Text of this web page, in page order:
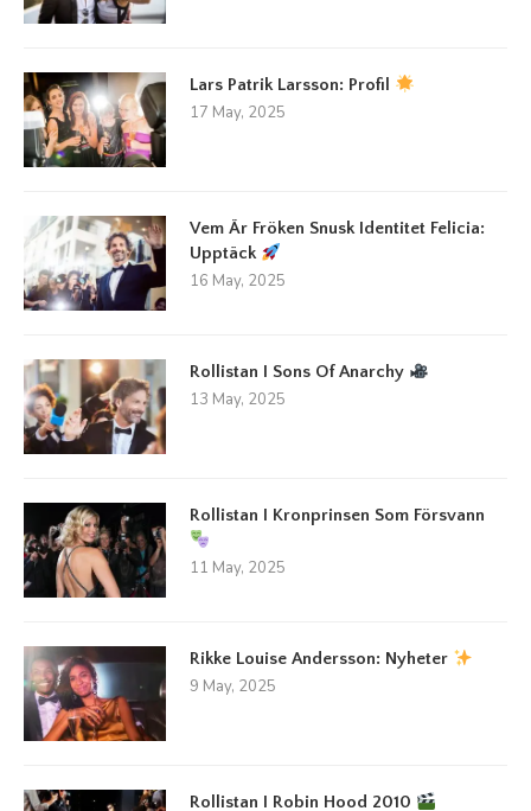
Lars Patrik Larsson: Profil
17 May, 2025
Vem Är Fröken Snusk Identitet Felicia:
Upptäck
16 May, 2025
Rollistan I Sons Of Anarchy
13 May, 2025
Rollistan I Kronprinsen Som Försvann
11 May, 2025
Rikke Louise Andersson: Nyheter
9 May, 2025
Rollistan I Robin Hood 2010